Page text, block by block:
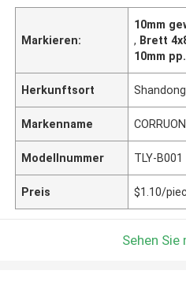
Markieren:
10mm
, Brett
10mm
Herkunftsort
Markenname
Modellnummer TLY-B001
Preis $1.10/
Sehen Sie